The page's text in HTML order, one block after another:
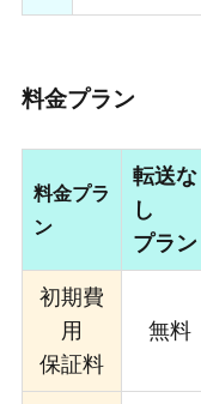
料金プラン
料金プラ
ン
転送な
し
プラン
初期費
用
保証料
無料